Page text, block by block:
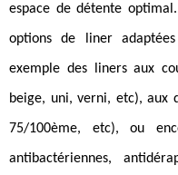
espace de détente
options de liner
exemple des liners aux
beige, uni, verni, etc), aux
75/100ème, etc), ou
antibactériennes,